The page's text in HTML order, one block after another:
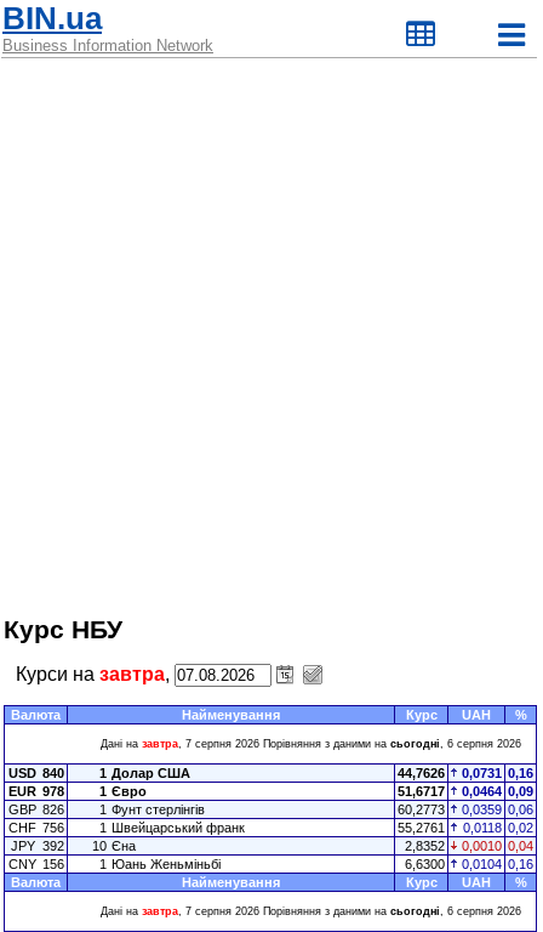
BIN.ua
Business Information Network
Курс НБУ
Курси на завтра,
Валюта Найменування Курс UAH %
Дані на завтра, 7 серпня 2026 Порівняння з даними на сьогодні, 6 серпня 2026
USD 840 1 Долар США 44,7626 0,0731 0,16
EUR 978 1 Євро 51,6717 0,0464 0,09
GBP 826 1 Фунт стерлінгів 60,2773 0,0359 0,06
CHF 756 1 Швейцарський франк 55,2761 0,0118 0,02
JPY 392 10 Єна 2,8352 0,0010 0,04
CNY 156 1 Юань Женьміньбі 6,6300 0,0104 0,16
Валюта
Найменування Курс UAH %
Дані на завтра, 7 серпня 2026 Порівняння з даними на сьогодні, 6 серпня 2026